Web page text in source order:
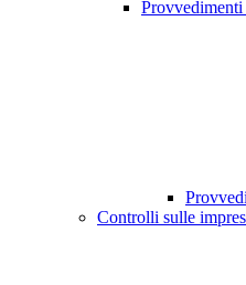
Controlli sulle